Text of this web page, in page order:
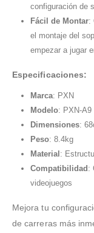
configuración de
Fácil de Montar:
el montaje del
empezar a jugar
Especificaciones:
Marca: PXN
Modelo: PXN-A9
Dimensiones:
Peso: 8.4kg
Material:
Compatibilidad:
videojuegos
Mejora tu
de carreras más